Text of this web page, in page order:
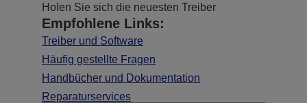
Holen Sie sich die neuesten Treiber
Empfohlene Links:
Treiber und Software
Häufig gestellte Fragen
Handbücher und Dokumentation
Reparaturservices